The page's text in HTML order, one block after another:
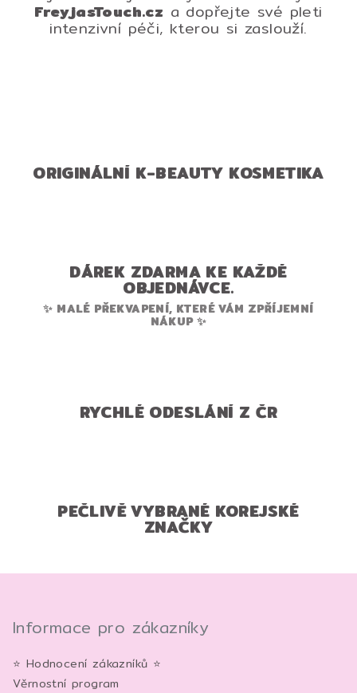
FreyjasTouch.cz a dopřejte své pleti
intenzivní péči, kterou si zaslouží.
ORIGINÁLNÍ K-BEAUTY KOSMETIKA
DÁREK ZDARMA KE KAŽDÉ
OBJEDNÁVCE.
✨ MALÉ PŘEKVAPENÍ, KTERÉ VÁM ZPŘÍJEMNÍ
NÁKUP ✨
RYCHLÉ ODESLÁNÍ Z ČR
PEČLIVĚ VYBRANÉ KOREJSKÉ
ZNAČKY
Z
Informace pro zákazníky
⭐ Hodnocení zákazníků ⭐
Věrnostní program